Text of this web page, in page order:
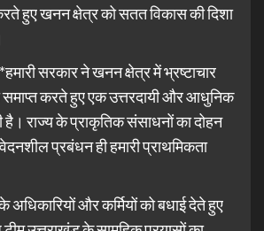
हुए खनन क्षेत्र को सतत विकास की दिशा
सरकार ने खनन क्षेत्र में भ्रष्टाचार
समाप्त करते हुए एक उत्तरदायी और आधुनिक
है। राज्य के प्राकृतिक संसाधनों का दोहन
प्रबंधन ही हमारी प्राथमिकता
अधिकारियों और कर्मियों को बधाई देते हुए